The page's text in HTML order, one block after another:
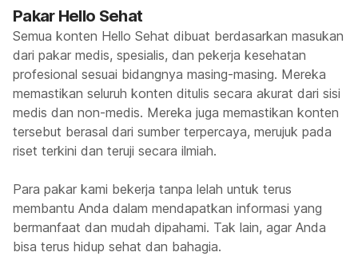
Pakar Hello Sehat
Semua konten Hello Sehat dibuat berdasarkan masukan
dari pakar medis, spesialis, dan pekerja kesehatan
profesional sesuai bidangnya masing-masing. Mereka
memastikan seluruh konten ditulis secara akurat dari sisi
medis dan non-medis. Mereka juga memastikan konten
tersebut berasal dari sumber terpercaya, merujuk pada
riset terkini dan teruji secara ilmiah.
Para pakar kami bekerja tanpa lelah untuk terus
membantu Anda dalam mendapatkan informasi yang
bermanfaat dan mudah dipahami. Tak lain, agar Anda
bisa terus hidup sehat dan bahagia.